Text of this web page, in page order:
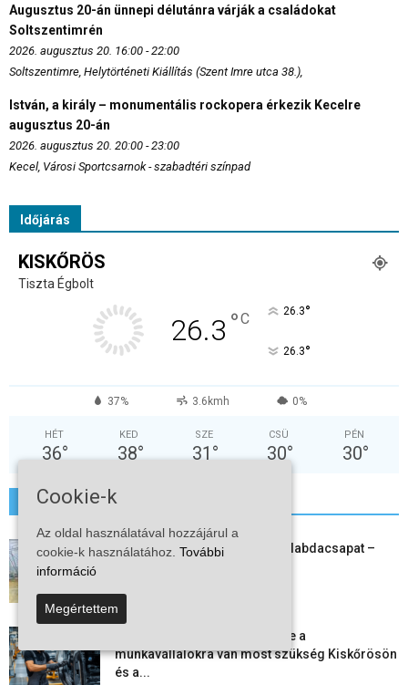
Augusztus 20-án ünnepi délutánra várják a családokat
Soltszentimrén
2026. augusztus 20. 16:00 - 22:00
Soltszentimre, Helytörténeti Kiállítás (Szent Imre utca 38.),
István, a király – monumentális rockopera érkezik Kecelre
augusztus 20-án
2026. augusztus 20. 20:00 - 23:00
Kecel, Városi Sportcsarnok - szabadtéri színpad
Időjárás
KISKŐRÖS
Tiszta Égbolt
26.3 °C 26.3°
26.3°
37% 3.6kmh 0%
HÉT
36°
KED
38°
SZE
31 °
CSÜ
30°
PÉN
30°
További hírek
Megszűnt a kiskőrösi női kézilabdacsapat –
Aktuális állásajánlatok: ezekre a
munkavállalókra van most szükség Kiskőrösön
és a...
Cookie-k
Az oldal használatával hozzájárul a
cookie-k használatához. További
információ
Megértettem